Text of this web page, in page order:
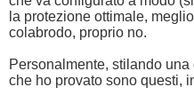
la protezione ottimale,
colabrodo, proprio no.
Personalmente, stilando una
che ho provato sono questi,